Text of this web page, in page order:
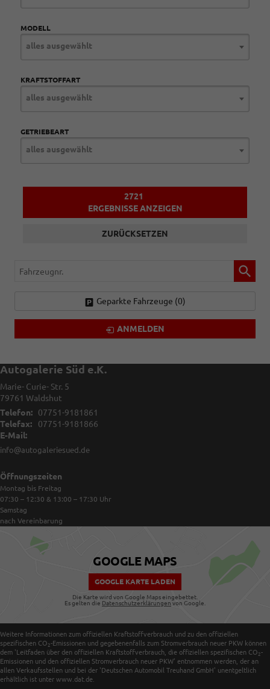
MODELL
alles ausgewählt
KRAFTSTOFFART
alles ausgewählt
GETRIEBEART
alles ausgewählt
2721
ERGEBNISSE ANZEIGEN
ZURÜCKSETZEN
Fahrzeugnr.
Geparkte Fahrzeuge (0)
ANMELDEN
Autogalerie Süd e.K.
Marie- Curie- Str. 5
79761 Waldshut
Telefon:
07751-9181861
Telefax:
07751-9181866
E-Mail:
info@autogaleriesued.de
Öffnungszeiten
Montag bis Freitag
07:30 – 12:30 & 13:00 – 17:30 Uhr
Samstag
nach Vereinbarung
GOOGLE MAPS
GOOGLE KARTE LADEN
Die Karte wird von Google Maps eingebettet.
Es gelten die Datenschutzerklärungen von Google.
Weitere Informationen zum offiziellen Kraftstoffverbrauch und zu den offiziellen
spezifischen CO 2-Emissionen und gegebenenfalls zum Stromverbrauch neuer PKW können
dem 'Leitfaden über den offiziellen Kraftstoffverbrauch, die offiziellen spezifischen CO 2-
Emissionen und den offiziellen Stromverbrauch neuer PKW' entnommen werden, der an
allen Verkaufsstellen und bei der 'Deutschen Automobil Treuhand GmbH' unentgeltlich
erhältlich ist unter www.dat.de.